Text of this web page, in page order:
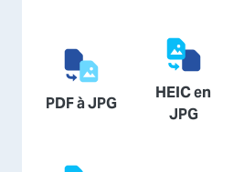
PDF à JPG
HEIC en
JPG